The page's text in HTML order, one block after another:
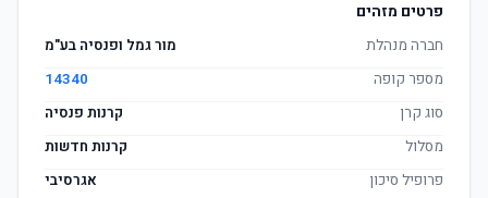
פרטים מזהים
חברה מנהלת
מור גמל ופנסיה בע"מ
מספר קופה
14340
סוג קרן
קרנות פנסיה
מסלול
קרנות חדשות
פרופיל סיכון
אגרסיבי